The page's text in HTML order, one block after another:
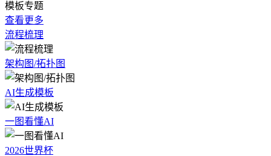
模板专题
查看更多
流程梳理
架构图/拓扑图
AI生成模板
一图看懂AI
2026世界杯